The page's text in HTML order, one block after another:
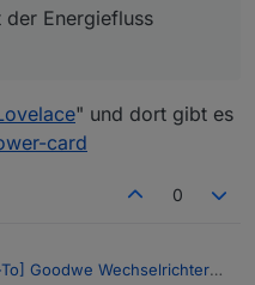
der Energiefluss
" und dort gibt es
card
0
Goodwe Wechselrichter